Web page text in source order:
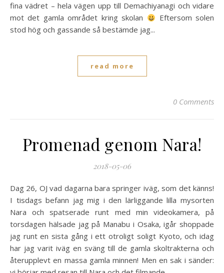
fina vädret – hela vägen upp till Demachiyanagi och vidare
mot det gamla området kring skolan
Eftersom solen
stod hög och gassande så bestämde jag...
read more
0 Comments
Promenad genom Nara!
2018-05-06
Dag 26, OJ vad dagarna bara springer iväg, som det känns!
I tisdags befann jag mig i den lärliggande lilla mysorten
Nara och spatserade runt med min videokamera, på
torsdagen hälsade jag på Manabu i Osaka, igår shoppade
jag runt en sista gång i ett otroligt soligt Kyoto, och idag
har jag varit iväg en sväng till de gamla skoltrakterna och
återupplevt en massa gamla minnen! Men en sak i sänder: